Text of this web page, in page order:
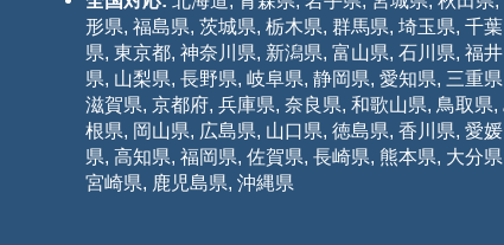
形県, 福島県, 茨城県, 栃木県, 群馬県, 埼玉県, 千葉
県, 東京都, 神奈川県, 新潟県, 富山県, 石川県, 福井
県, 山梨県, 長野県, 岐阜県, 静岡県, 愛知県, 三重
滋賀県, 京都府, 兵庫県, 奈良県, 和歌山県, 鳥取県,
根県, 岡山県, 広島県, 山口県, 徳島県, 香川県, 愛媛
県, 高知県, 福岡県, 佐賀県, 長崎県, 熊本県, 大分
宮崎県, 鹿児島県, 沖縄県